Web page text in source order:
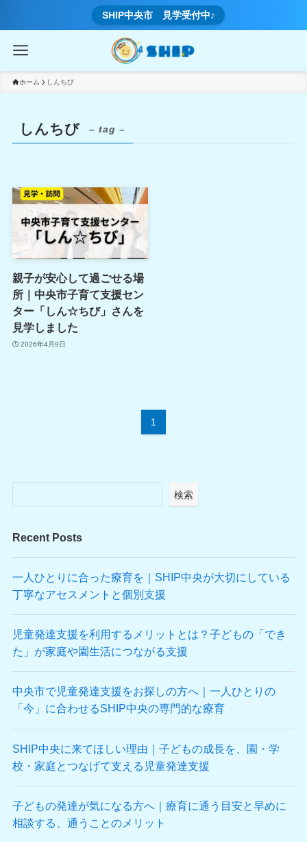
SHIP中央市 見学受付中♪
ホーム しんちび
しんちび – tag –
親子が安心して過ごせる場
所｜中央市子育て支援セン
ター「しん☆ちび」さんを
見学しました
2026年4月9日
1
検索
Recent Posts
一人ひとりに合った療育を｜SHIP中央が大切にしている
丁寧なアセスメントと個別支援
児童発達支援を利用するメリットとは？子どもの「でき
た」が家庭や園生活につながる支援
中央市で児童発達支援をお探しの方へ｜一人ひとりの
「今」に合わせるSHIP中央の専門的な療育
SHIP中央に来てほしい理由｜子どもの成長を、園・学
校・家庭とつなげて支える児童発達支援
子どもの発達が気になる方へ｜療育に通う目安と早めに
相談する、通うことのメリット